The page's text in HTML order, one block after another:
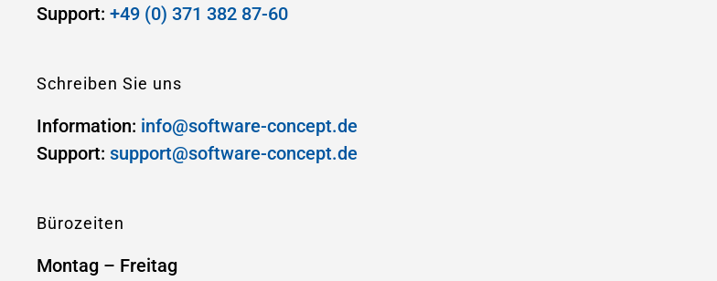
Support: +49 (0) 371 382 87-60
Schreiben Sie uns
Information: info@software-concept.de
Support: support@software-concept.de
Bürozeiten
Montag – Freitag